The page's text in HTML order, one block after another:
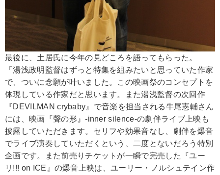
最後に、土居氏に今年の見どころを語ってもらった。
「湯浅政明監督はずっと特集を組みたいと思っていた作家
で、ついに念願が叶いました。この映画祭のコンセプトを
体現している作家だと思います。また湯浅監督の次回作
『DEVILMAN crybaby』で音楽を担当される牛尾憲輔さん
には、映画『聲の形』-inner silence-の劇伴ライブ上映も
披露していただきます。セリフや効果音なし、劇伴を爆音
でライブ演奏していただくという、二度とないだろう特別
企画です。また前売りチケットが一瞬で完売した『ユー
リ!!! on ICE』の爆音上映は、ユーリー・ノルシュテイン作